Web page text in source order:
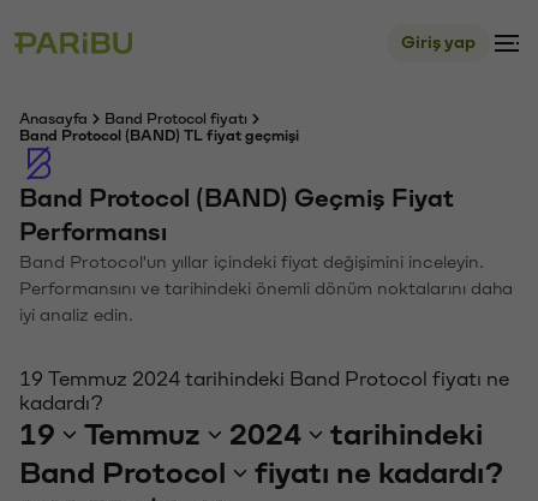
Giriş yap
Anasayfa
Band Protocol fiyatı
Band Protocol (BAND) TL fiyat geçmişi
Band Protocol (BAND) Geçmiş Fiyat
Performansı
Band Protocol'un yıllar içindeki fiyat değişimini inceleyin.
Performansını ve tarihindeki önemli dönüm noktalarını daha
iyi analiz edin.
19 Temmuz 2024 tarihindeki Band Protocol fiyatı ne
kadardı?
19 Temmuz 2024
tarihindeki
Band Protocol
fiyatı ne kadardı?